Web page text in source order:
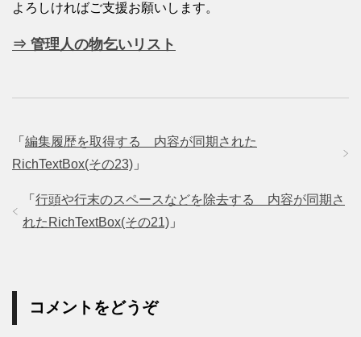
よろしければご支援お願いします。
⇒ 管理人の物乞いリスト
「 編集履歴を取得する 内容が同期された
RichTextBox(その23) 」
「 行頭や行末のスペースなどを除去する 内容が同期さ
れたRichTextBox(その21) 」
コメントをどうぞ